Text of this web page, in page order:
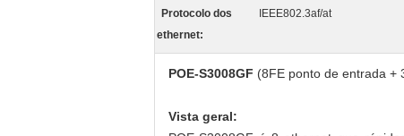
Protocolo dos
ethernet:
IEEE802.3af/at
POE-S3008GF (8FE ponto de entrada +
Vista geral: